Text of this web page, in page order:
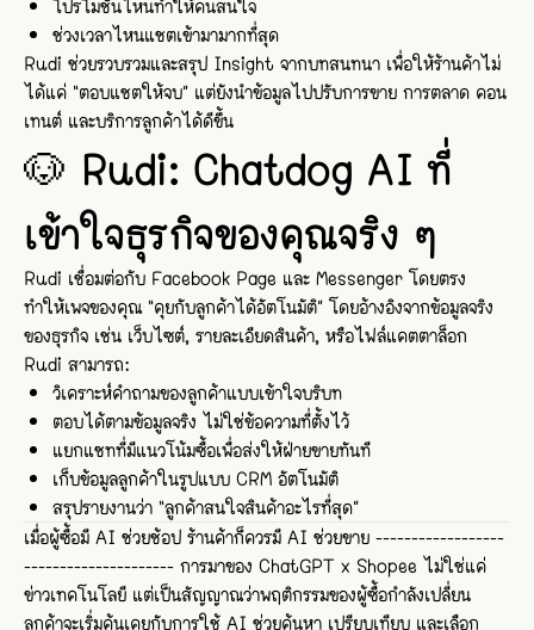
ช่วงเวลาไหนแชตเข้ามามากที่สุด
Rudi ช่วยรวบรวมและสรุป Insight จากบทสนทนา เพื่อให้ร้านค้าไม่
ได้แค่ “ตอบแชตให้จบ” แต่ยังนำข้อมูลไปปรับการขาย การตลาด คอน
เทนต์ และบริการลูกค้าได้ดีขึ้น
🐶 Rudi: Chatdog AI ที่
เข้าใจธุรกิจของคุณจริง ๆ
Rudi เชื่อมต่อกับ Facebook Page และ Messenger โดยตรง
ทำให้เพจของคุณ “คุยกับลูกค้าได้อัตโนมัติ” โดยอ้างอิงจากข้อมูลจริง
ของธุรกิจ เช่น เว็บไซต์, รายละเอียดสินค้า, หรือไฟล์แคตตาล็อก
Rudi สามารถ:
วิเคราะห์คำถามของลูกค้าแบบเข้าใจบริบท
ตอบได้ตามข้อมูลจริง ไม่ใช่ข้อความที่ตั้งไว้
แยกแชทที่มีแนวโน้มซื้อเพื่อส่งให้ฝ่ายขายทันที
เก็บข้อมูลลูกค้าในรูปแบบ CRM อัตโนมัติ
สรุปรายงานว่า “ลูกค้าสนใจสินค้าอะไรที่สุด”
เมื่อผู้ซื้อมี AI ช่วยช้อป ร้านค้าก็ควรมี AI ช่วยขาย ------------------
--------------------- การมาของ ChatGPT x Shopee ไม่ใช่แค่
ข่าวเทคโนโลยี แต่เป็นสัญญาณว่าพฤติกรรมของผู้ซื้อกำลังเปลี่ยน
ลูกค้าจะเริ่มคุ้นเคยกับการใช้ AI ช่วยค้นหา เปรียบเทียบ และเลือก